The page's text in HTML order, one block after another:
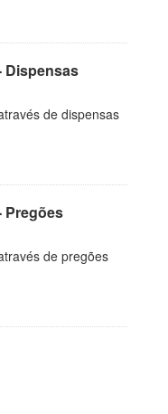
Dispensas
de dispensas
Pregões
de pregões